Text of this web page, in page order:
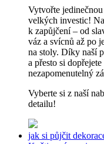
Vytvořte
velkých investic!
k zapůjčení – od
váz a svícnů až po
na stoly. Díky naší
a přesto si
nezapomenutelný
Vyberte si z naší
detailu!
jak si půjčit